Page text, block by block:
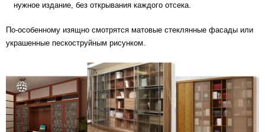
нужное издание, без открывания каждого отсека.
По-особенному изящно смотрятся матовые стеклянные фасады или
украшенные пескоструйным рисунком.